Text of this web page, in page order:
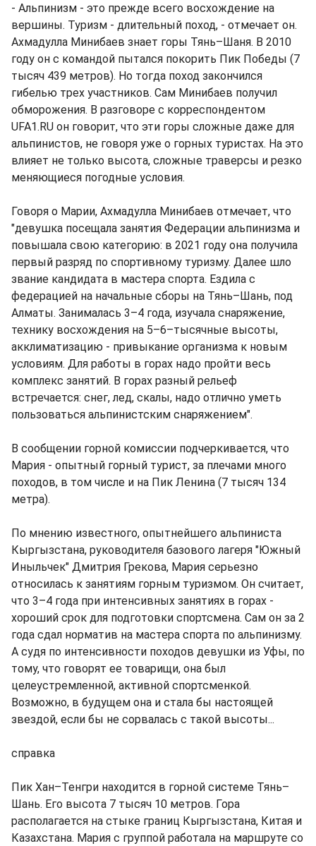
- Альпинизм - это прежде всего восхождение на
вершины. Туризм - длительный поход, - отмечает он.
Ахмадулла Минибаев знает горы Тянь–Шаня. В 2010
году он с командой пытался покорить Пик Победы (7
тысяч 439 метров). Но тогда поход закончился
гибелью трех участников. Сам Минибаев получил
обморожения. В разговоре с корреспондентом
UFA1.RU он говорит, что эти горы сложные даже для
альпинистов, не говоря уже о горных туристах. На это
влияет не только высота, сложные траверсы и резко
меняющиеся погодные условия.
Говоря о Марии, Ахмадулла Минибаев отмечает, что
"девушка посещала занятия Федерации альпинизма и
повышала свою категорию: в 2021 году она получила
первый разряд по спортивному туризму. Далее шло
звание кандидата в мастера спорта. Ездила с
федерацией на начальные сборы на Тянь–Шань, под
Алматы. Занималась 3–4 года, изучала снаряжение,
технику восхождения на 5–6–тысячные высоты,
акклиматизацию - привыкание организма к новым
условиям. Для работы в горах надо пройти весь
комплекс занятий. В горах разный рельеф
встречается: снег, лед, скалы, надо отлично уметь
пользоваться альпинистским снаряжением".
В сообщении горной комиссии подчеркивается, что
Мария - опытный горный турист, за плечами много
походов, в том числе и на Пик Ленина (7 тысяч 134
метра).
По мнению известного, опытнейшего альпиниста
Кыргызстана, руководителя базового лагеря "Южный
Иныльчек" Дмитрия Грекова, Мария серьезно
относилась к занятиям горным туризмом. Он считает,
что 3–4 года при интенсивных занятиях в горах -
хороший срок для подготовки спортсмена. Сам он за 2
года сдал норматив на мастера спорта по альпинизму.
А судя по интенсивности походов девушки из Уфы, по
тому, что говорят ее товарищи, она был
целеустремленной, активной спортсменкой.
Возможно, в будущем она и стала бы настоящей
звездой, если бы не сорвалась с такой высоты...
справка
Пик Хан–Тенгри находится в горной системе Тянь–
Шань. Его высота 7 тысяч 10 метров. Гора
располагается на стыке границ Кыргызстана, Китая и
Казахстана. Мария с группой работала на маршруте со